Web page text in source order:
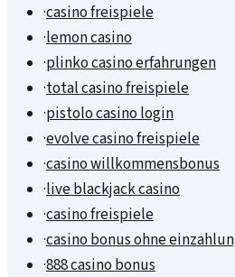
·casino freispiele
·lemon casino
·plinko casino erfahrungen
·total casino freispiele
·pistolo casino login
·evolve casino freispiele
·casino willkommensbonus
·live blackjack casino
·casino freispiele
·casino bonus ohne
·888 casino bonus